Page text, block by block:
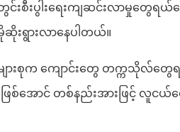
တွင်းစီးပွါးရေးကျဆင်းလာမှု
ဆိုးရွားလာနေပါတယ်။
ားစုက ကျောင်းတွေ တက္ကသိုလ်တွ
င် တစ်နည်းအားဖြင့် လူငယ်တွေ